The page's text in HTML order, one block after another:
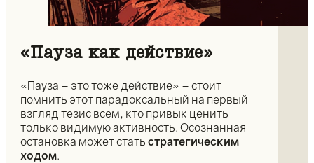
«Пауза как действие»
«Пауза – это тоже действие» – стоит
помнить этот парадоксальный на первый
взгляд тезис всем, кто привык ценить
только видимую активность. Осознанная
остановка может стать стратегическим
ходом.